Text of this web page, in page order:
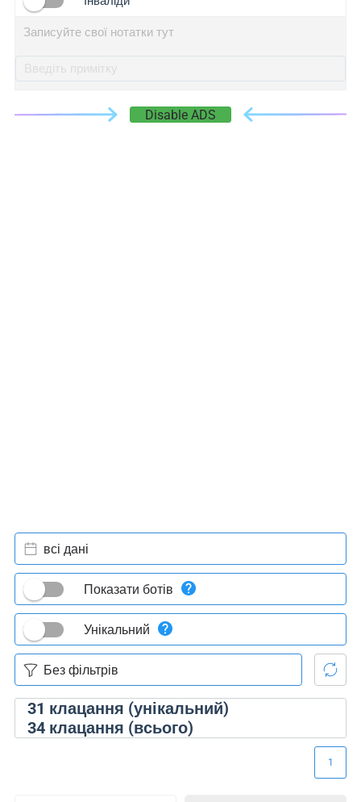
Записуйте свої нотатки тут
Disable ADS
31 клацання (унікальний)
34клацання (всього)
всі дані
Показати ботів
Унікальний
1